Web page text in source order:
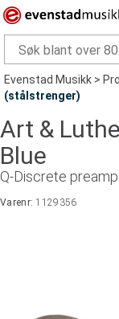
Evenstad Musikk>
(stålstrenger)
Art &
Blue
Q-Discrete preamp
Varenr:1129356